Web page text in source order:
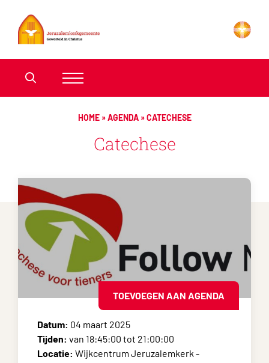
HOME»AGENDA»CATECHESE
Catechese
TOEVOEGEN AAN AGENDA
Datum: 04 maart 2025
Tijden: van 18:45:00 tot 21:00:00
Locatie: Wijkcentrum Jeruzalemkerk -